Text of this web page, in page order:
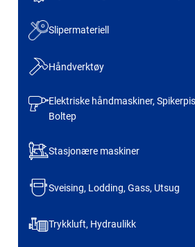
Slipermateriell
Håndverktøy
Elektriske håndmaskiner,
Boltep
Stasjonære maskiner
Sveising, Lodding, Gass, Utsug
Trykkluft, Hydraulikk